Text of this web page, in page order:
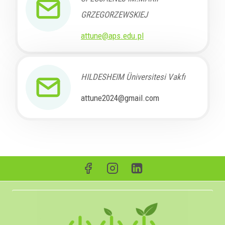
GRZEGORZEWSKIEJ
attune@aps.edu.pl
HILDESHEIM Üniversitesi Vakfı
attune2024@gmail.com